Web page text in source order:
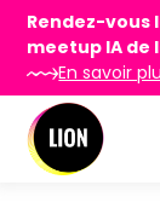
Rendez-vous
meetup IA de
En savoir